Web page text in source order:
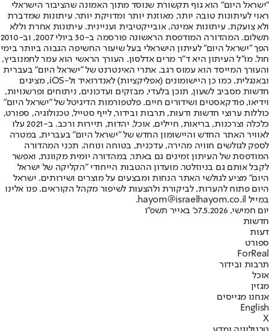
"ישראל היום" הוא גוף תקשורת שנוסד מתוך האמונה שהציבור הישראלי
ראוי לעיתונות טובה יותר, מאוזנת יותר ומדויקת יותר. עיתונות שמדברת
ולא צועקת. עיתונות אמינה, אובייקטיבית ועניינית. עיתונות אחרת וללא
תשלום. המהדורה המודפסת הראשונה פורסמה ב-30 ביולי 2007, וב-2010
הפך "ישראל היום" לעיתון הישראלי בעל שיעור החשיפה הגבוה ביותר בימי
חול. מו"ל העיתון היא ד"ר מרים אדלסון. העורך הראשי הוא עמר לחמנוביץ,
והעורך המייסד הוא עמוס רגב. אתרי האינטרנט של "ישראל היום" בעברית
ובאנגלית, כמו כן היישומונים (אפליקציות) לאנדרואיד ול-iOS, מציגים
חדשות מסביב לשעון, תוכן בלעדי, מבזקים ועדכונים, ניתוחים ופרשנויות,
וידיאו, פודקאסטים ושידורים חיים. פלטפורמות הדיגיטל של "ישראל היום"
כוללות ערוצי חדשות ודעות, תרבות ובידור, לייף סטייל, טכנולוגיה, ספורט,
כלכלה וצרכנות, בריאות, חיילים, אוכל, יהדות, תיירות ורכב. ב-2021 עלו
לאוויר האתר החדש והיישומון החדש של "ישראל היום" בעברית, במטרה
לספק לגולשים חוויה מהירה, עדכנית, בטוחה ונוחה. תכני המהדורה
המודפסת של העיתון זמינים גם באתר, במהדורה יומית מקוונת, ואפשר
לקבל אותם גם בניוזלטר. מועדון ההטבות הייחודי "הקליקה של ישראל
היום" מציע לגולשי האתר הנחות ומבצעים על מוצרים ושירותים. ישראל
היום פתוח להערות, לביקורת ולהצעות לשיפור מקהל הקוראים. פנו אלינו
במייל hayom@israelhayom.co.il.
יום חמישי, 7.5.2026
כ' באייר תשפ"ו
חדשות
דעות
ספורט
ForReal
תרבות ובידור
אוכל
מגזין
אנחנו מגייסים
English
X